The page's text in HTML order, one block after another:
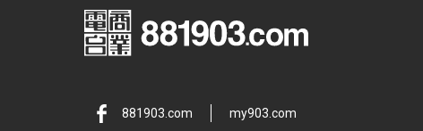
881903.com my903.com